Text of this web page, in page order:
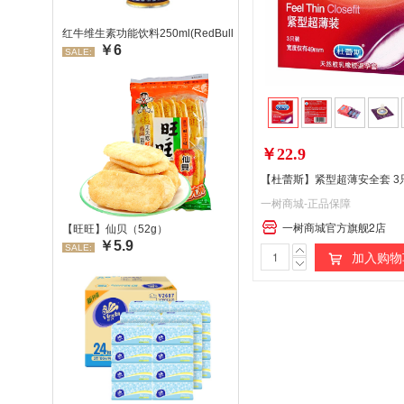
红牛维生素功能饮料250ml(RedBull/红牛)
SALE: ￥6
【旺旺】仙贝（52g）
SALE: ￥5.9
￥22.9
【杜蕾斯】紧型超薄安全套 3
一树商城-正品保障
一树商城官方旗舰2店
加入购